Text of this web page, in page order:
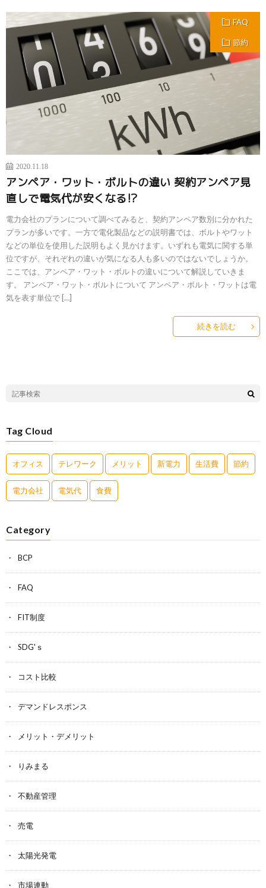
FAQ
節約
2020.11.18
アンペア・ワット・ボルトの違い 契約アンペア見
直しで電気代が安くなる!?
電力会社のプランについて調べてみると、契約アンペア数別に分かれた
プランが多いです。一方で電化製品などの説明書では、ボルトやワット
などの単位を使用した説明もよく見かけます。いずれも電気に関する単
位ですが、それぞれの違いが気になる人も多いのではないでしょうか。
ここでは、アンペア・ワット・ボルトの違いについて解説していきま
す。 アンペア・ワット・ボルトについて アンペア・ボルト・ワットは電
気を表す単位で […]
続きを読む
Tag Cloud
オフィス テレワーク メリット 新電力 生活費 節約
電力会社 電気代 食費
Category
BCP
FAQ
FIT制度
SDG'ｓ
コスト比較
デマンドレスポンス
メリット・デメリット
りみまる
不動産管理
売電
太陽光発電
市場連動